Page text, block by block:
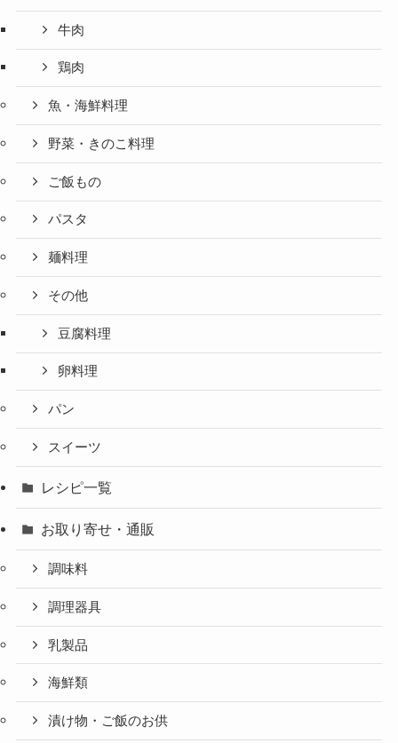
牛肉
鶏肉
魚・海鮮料理
野菜・きのこ料理
ご飯もの
パスタ
麺料理
その他
豆腐料理
卵料理
パン
スイーツ
レシピ一覧
お取り寄せ・通販
調味料
調理器具
乳製品
海鮮類
漬け物・ご飯のお供